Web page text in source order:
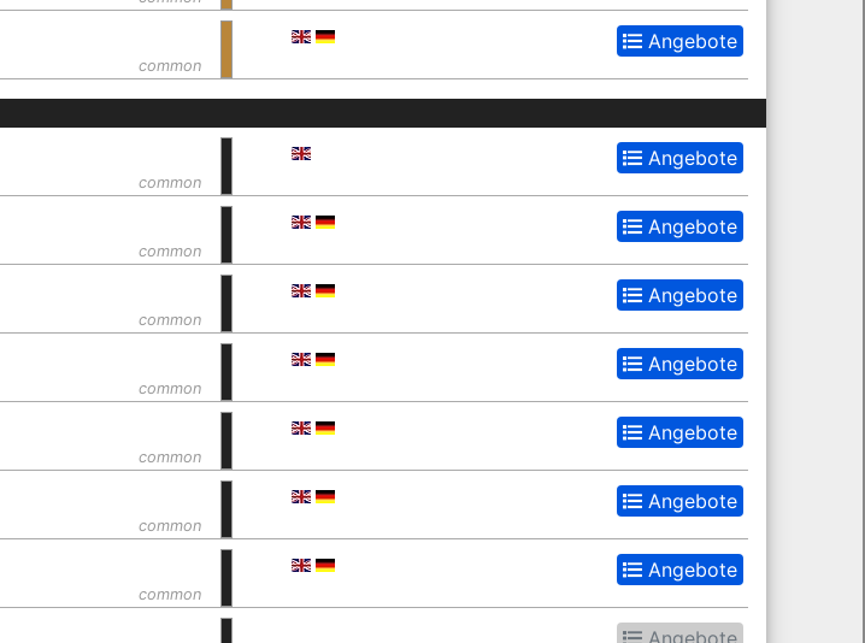
common
Angebote
common
Angebote
common
Angebote
common
Angebote
common
Angebote
common
Angebote
common
Angebote
common
Angebote